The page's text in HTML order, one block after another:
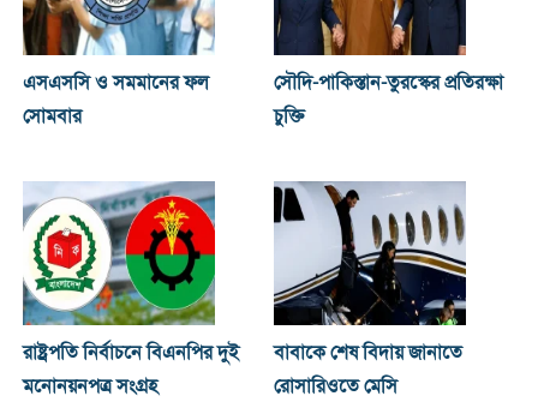
এসএসসি ও সমমানের ফল
সোমবার
সৌদি-পাকিস্তান-তুরস্কের প্রতিরক্ষা
চুক্তি
রাষ্ট্রপতি নির্বাচনে বিএনপির দুই
মনোনয়নপত্র সংগ্রহ
বাবাকে শেষ বিদায় জানাতে
রোসারিওতে মেসি